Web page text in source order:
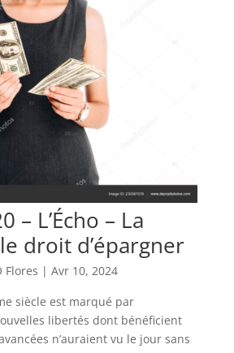
– L’Écho – La
droit d’épargner
Flores | Avr 10, 2024
siècle est marqué par
libertés dont bénéficient
n’auraient vu le jour sans